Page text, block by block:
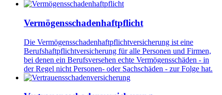
Vermögensschadenhaftpflicht
Die Vermögensschadenhaftpflichtversicherung ist eine
Berufshaftpflichtversicherung für alle Personen und Firmen,
bei denen ein Berufsversehen echte Vermögensschäden - in
der Regel nicht Personen- oder Sachschäden - zur Folge hat.